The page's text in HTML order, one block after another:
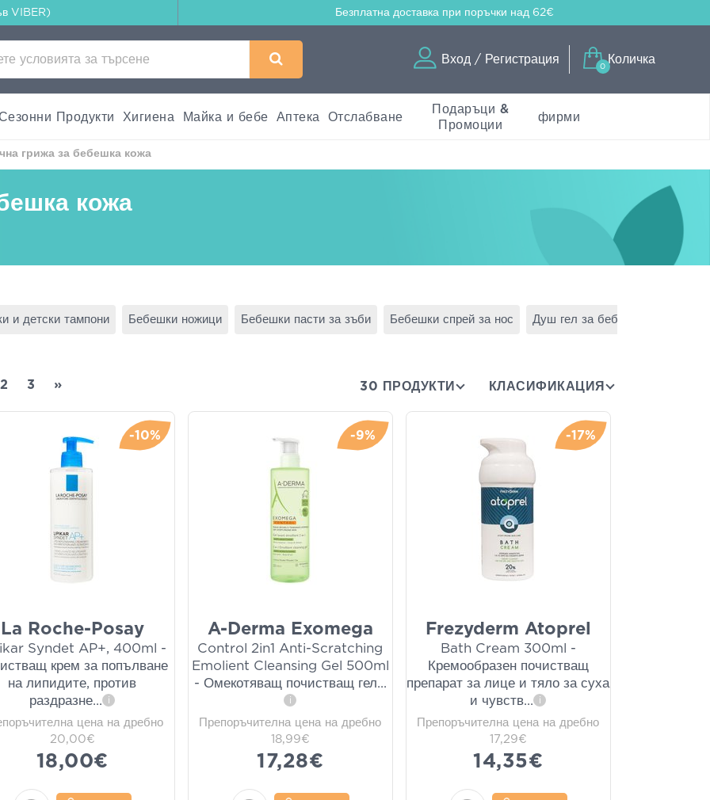
VIBER) Безплатна доставка при поръчки над 62€
Вход / Регистрация
0
Количка
Продукти Хигиена Майка и бебе Аптека Отслабване
Подаръци &
Промоции
фирми
грижа за бебешка кожа
кожа
и детски тампони Бебешки ножици Бебешки пасти за зъби Бебешки спрей за нос Душ гел за бебета
2 3 » 30 ПРОДУКТИ КЛАСИФИКАЦИЯ
-10%
La Roche-Posay
Syndet AP+, 400ml -
крем за попълване
на липидите, против
раздразне... i
цена на дребно
20,00€
18,00€
-9%
A-Derma Exomega
Control 2in1 Anti-Scratching
Emolient Cleansing Gel 500ml
- Омекотяващ почистващ гел...
i
Препоръчителна цена на дребно
18,99€
17,28€
-17%
Frezyderm Atoprel
Bath Cream 300ml -
Кремообразен почистващ
препарат за лице и тяло за суха
и чувств... i
Препоръчителна цена на дребно
17,29€
14,35€